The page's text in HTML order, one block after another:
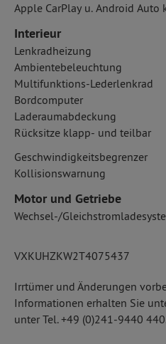
Apple CarPlay u. Android Auto
Interieur
Lenkradheizung
Ambientebeleuchtung
Multifunktions-Lederlenkrad
Bordcomputer
Laderaumabdeckung
Rücksitze klapp- und teilbar
Geschwindigkeitsbegrenzer
Kollisionswarnung
Motor und Getriebe
Wechsel-/
VXKUHZKW2T4075437
Irrtümer und Änderungen
Informationen erhalten Sie
unter Tel. +49 (0)241-9440